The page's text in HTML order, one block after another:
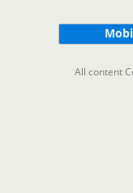
All content